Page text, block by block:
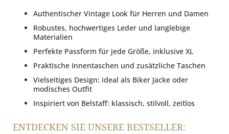
Authentischer Vintage Look für Herren und Damen
Robustes, hochwertiges Leder und langlebige
Materialien
Perfekte Passform für jede Größe, inklusive XL
Praktische Innentaschen und zusätzliche Taschen
Vielseitiges Design: ideal als Biker Jacke oder
modisches Outfit
Inspiriert von Belstaff: klassisch, stilvoll, zeitlos
ENTDECKEN SIE UNSERE BESTSELLER: